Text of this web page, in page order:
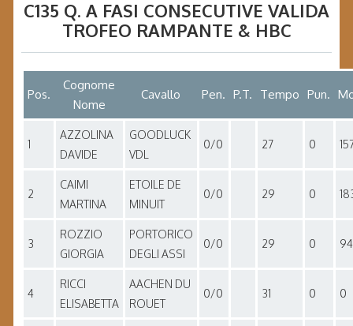
C135 Q. A FASI CONSECUTIVE VALIDA
TROFEO RAMPANTE & HBC
Pos.
Cognome
Nome
Cavallo Pen. P.T. Tempo Pun.
1
AZZOLINA
DAVIDE
GOODLUCK
VDL
0/0 27 0
2
CAIMI
MARTINA
ETOILE DE
MINUIT
0/0 29 0
3
ROZZIO
GIORGIA
PORTORICO
DEGLI ASSI
0/0 29 0 94
4
RICCI
ELISABETTA
AACHEN DU
ROUET
0/0 31 0 0